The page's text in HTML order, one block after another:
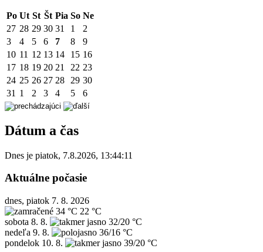
Po Ut St Št Pia So Ne
27 28 29 30 31 1
2
3
4 5 6 7 8
9
10 11 12 13 14 15 16
17 18 19 20 21 22 23
24 25 26 27 28 29 30
31 1 2 3 4 5 6
Dátum a čas
Dnes je piatok, 7.8.2026, 13:44:11
Aktuálne počasie
dnes, piatok 7. 8. 2026
34 °C 22 °C
sobota 8. 8.
32/20 °C
nedeľa 9. 8.
36/16 °C
pondelok 10. 8. 39/20 °C